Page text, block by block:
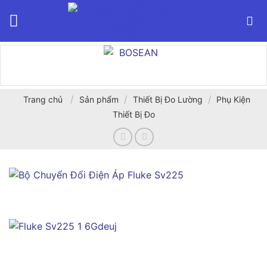
Trang chủ / Sản phẩm / Thiết Bị Đo Lường / Phụ Kiện
Thiết Bị Đo